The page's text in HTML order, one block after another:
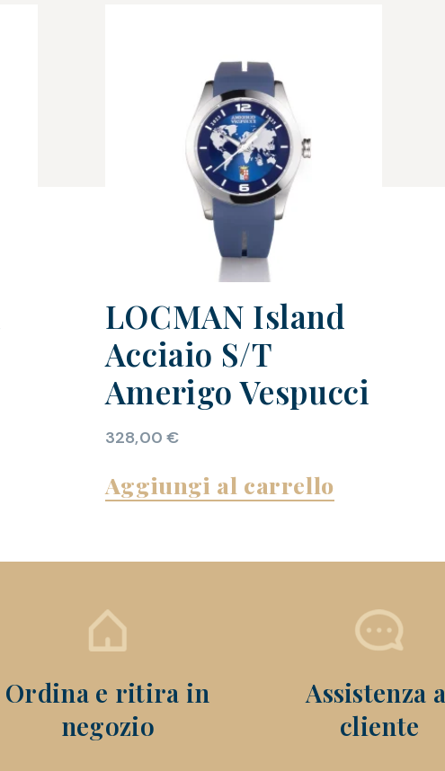
LOCMAN Island
Acciaio S/T
Amerigo Vespucci
328,00€
Aggiungi al carrello
Ordina e ritira in
negozio
Assistenza
cliente